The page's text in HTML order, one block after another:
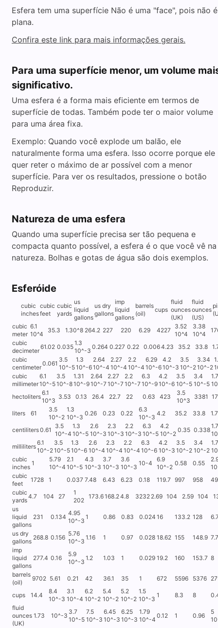
Esfera tem uma superfície Não é uma "face", pois não é
plana.
Confira este link para mais informações gerais.
Para uma superfície menor, um volume
significativo.
Uma esfera é a forma mais eficiente em termos de
superfície de todas. Também pode ter o maior volume
para uma área fixa.
Exemplo: Quando você explode um balão, ele
naturalmente forma uma esfera. Isso ocorre porque ele
quer reter o máximo de ar possível com a menor
superfície. Para ver os resultados, pressione o botão
Reproduzir.
Natureza de uma esfera
Quando uma superfície precisa ser tão pequena e
compacta quanto possível, a esfera é o que você vê na
natureza. Bolhas e gotas de água são dois exemplos.
Esferóide
cubic
inches
cubic
feet
cubic
yards
us
liquid
gallons
us dry
gallons
imp
liquid
gallons
barrels
(oil)
cups
fluid
ounces
(UK)
fluid
ounces
(US)
cubic
meter
6.1
10^4
35.3 1.30^8 264.2 227 220 6.29 4227
3.52
10^4
3.38
10^4
cubic
decimeter
61.02 0.035
1.3
10^-3
0.264 0.227 0.22 0.0064.23 35.2 33.8
cubic
centimeter
0.061
3.5
10^-5
1.3
10^-6
2.64
10^-4
2.27
10^-4
2.2
10^-4
6.29
10^-6
4.2
10^-3
3.5
10^-2
3.34
10^-2
cubic
millimeter
6.1
10^-5
3.5
10^-8
1.31
10^-9
2.64
10^-7
2.27
10^-7
2.2
10^-7
6.3
10^-9
4.2
10^-6
3.5
10^-5
3.4
10^-5
hectoliters
6.1
10^3
3.53 0.13 26.4 22.7 22 0.63 423
3.5
10^3
3381
liters 61
3.5
10^-2
1.3
10^-3
0.26 0.23 0.22
6.3
10^-3
4.2 35.2 33.8
centiliters0.61
3.5
10^-4
1.3
10^-5
2.6
10^-3
2.3
10^-3
2.2
10^-3
6.3
10^-5
4.2
10^-2
0.35 0.338
milliliters
6.1
10^-2
3.5
10^-5
1.3
10^-6
2.6
10^-4
2.3
10^-4
2.2
10^-4
6.3
10^-6
4.2
10^-3
3.5
10^-2
3.4
10^-2
cubic
inches
1
5.79
10^-4
2.1
10^-5
4.3
10^-3
3.7
10^-3
3.6
10^-3
10-4
6.9
10^-2
0.58 0.55
cubic
feet
1728 1 0.037 7.48 6.43 6.23 0.18 119.7 997 958
cubic
yards
4.7 104 27
1
202
173.6168.24.8 3232 2.69 104 2.59 104
us
liquid
gallons
231 0.134
4.95
10^-3
1 0.86 0.83 0.024 16 133.2 128
us dry
gallons
268.8 0.156
5.76
10^-3
1.16 1 0.97 0.028 18.62 155 148.9
imp
liquid
gallons
277.4 0.16
5.9
10^-3
1.2 1.03 1 0.029 19.2 160 153.7 8
barrels
(oil)
9702 5.61 0.21 42 36.1 35 1 672 5596 5376
cups 14.4
8.4
10^-3
3.1
10^-4
6.2
10^-2
5.4
10^-2
5.2
10^-2
1.5
10^-3
1 8.3 8
fluid
ounces
(UK)
1.73 10^-3
3.7
10^-5
7.5
10^-3
6.45
10^-3
6.25
10^-3
1.79
10^-4
0.12 1 0.96
5